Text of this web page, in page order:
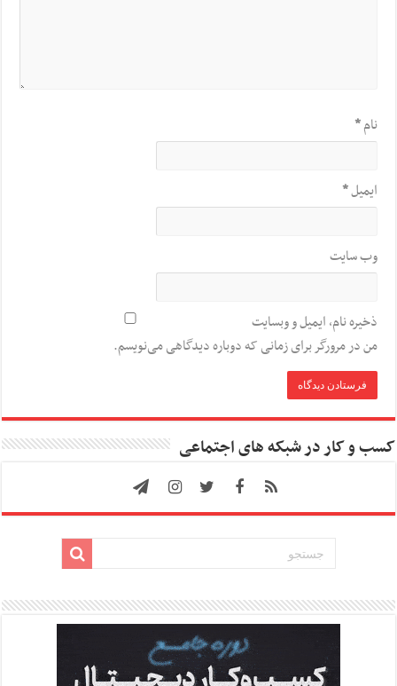
نام*
ایمیل*
وب‌ سایت
ذخیره نام، ایمیل و وبسایت
من در مرورگر برای زمانی که دوباره دیدگاهی می‌نویسم.
کسب و کار در شبکه های اجتماعی